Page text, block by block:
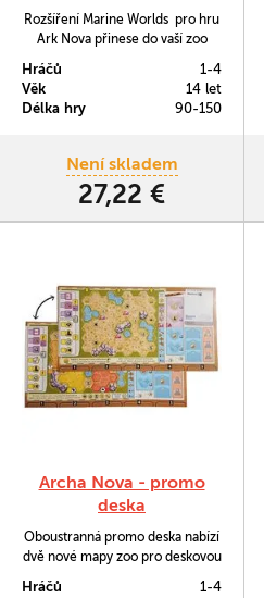
Rozšíření Marine Worlds pro hru
Ark Nova přinese do vaší zoo
tvory i potřebná akvária, abyste je
Hráčů
1-4
Věk
14 let
Délka hry
90-150
Není skladem
27,22 €
Archa Nova - promo
deska
Oboustranná promo deska nabízí
dvě nové mapy zoo pro deskovou
Hráčů 1-4